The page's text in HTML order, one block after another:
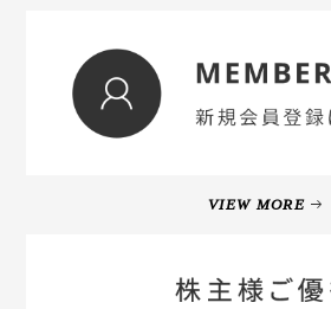
VIEW MORE